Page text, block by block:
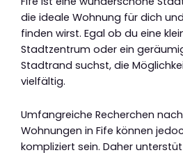
die ideale Wohnung für dich
finden wirst. Egal ob du eine
Stadtzentrum oder ein
Stadtrand suchst, die
vielfältig.
Umfangreiche Recherchen
Wohnungen in Fife können
kompliziert sein. Daher